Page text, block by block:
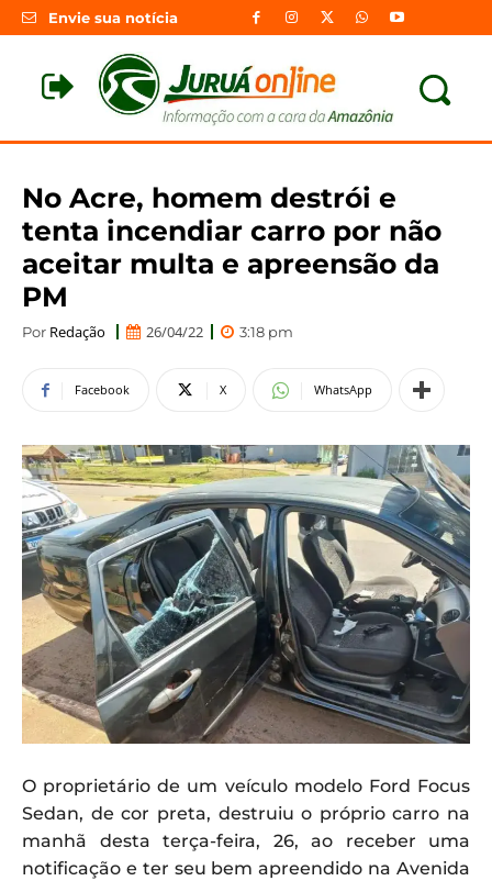
Envie sua notícia
No Acre, homem destrói e
tenta incendiar carro por não
aceitar multa e apreensão da
PM
Por Redação 26/04/22 3:18 pm
Facebook X WhatsApp
O proprietário de um veículo modelo Ford Focus
Sedan, de cor preta, destruiu o próprio carro na
manhã desta terça-feira, 26, ao receber uma
notificação e ter seu bem apreendido na Avenida